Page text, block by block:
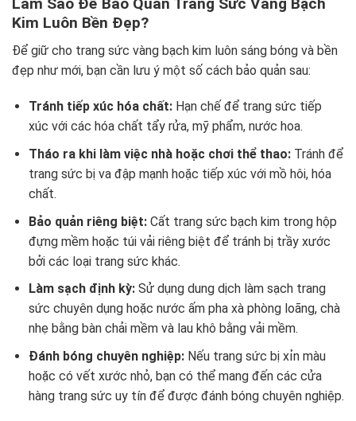
Kim Luôn Bền Đẹp?
Để giữ cho trang sức vàng bạch kim luôn sáng bóng và bền
đẹp như mới, bạn cần lưu ý một số cách bảo quản sau:
Tránh tiếp xúc hóa chất:Hạn chế để trang sức tiếp
xúc với các hóa chất tẩy rửa, mỹ phẩm, nước hoa.
Tháo ra khi làm việc nhà hoặc chơi thể thao:Tránh để
trang sức bị va đập mạnh hoặc tiếp xúc với mồ hôi, hóa
chất.
Bảo quản riêng biệt:Cất trang sức bạch kim trong hộp
đựng mềm hoặc túi vải riêng biệt để tránh bị trầy xước
bởi các loại trang sức khác.
Làm sạch định kỳ:Sử dụng dung dịch làm sạch trang
sức chuyên dụng hoặc nước ấm pha xà phòng loãng, chà
nhẹ bằng bàn chải mềm và lau khô bằng vải mềm.
Đánh bóng chuyên nghiệp:Nếu trang sức bị xỉn màu
hoặc có vết xước nhỏ, bạn có thể mang đến các cửa
hàng trang sức uy tín để được đánh bóng chuyên nghiệp.